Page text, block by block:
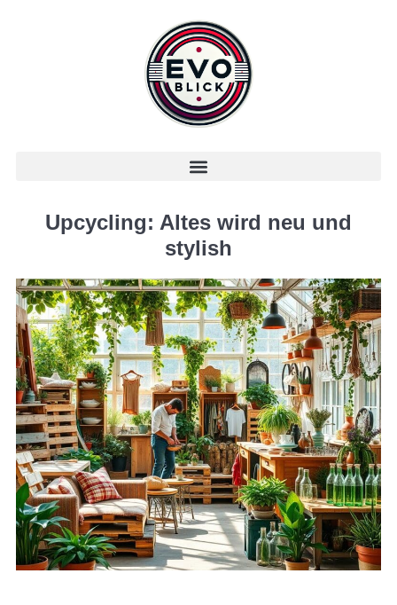
Upcycling: Altes wird neu und
stylish